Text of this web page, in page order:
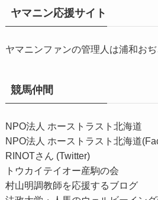
ヤマニン応援サイト
ヤマニンファンの管理人は浦和お
競馬仲間
NPO法人 ホーストラスト北海道
NPO法人 ホーストラスト北海道
RINOTさん (Twitter)
トウカイテイオー産駒の会
村山明調教師を応援するブログ